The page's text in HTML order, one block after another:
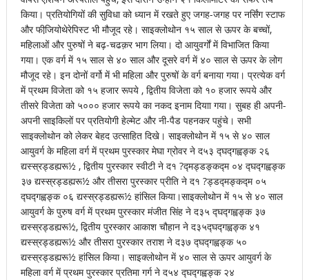
किया। प्रतियोगियों की सुविधा को ध्यान में रखते हुए जगह-जगह पर नर्सिंग स्टाफ
और फीजि़योथेरेपिस्ट भी मौजूद रहे। साइक्लोथोन १५ साल से ऊपर के बच्चों,
महिलाओं और पुरुषों ने बढ़-चढक़र भाग लिया। दो आयुवर्गों में विभाजित किया
गया। एक वर्ग में १५ साल से ४० साल और दूसरे वर्ग में ४० साल से ऊपर के लोग
मौजूद रहे। इन दोनों वर्गो में भी महिला और पुरुषों के वर्ग बनाया गया। प्रत्येक वर्ग
में प्रथम विजेता को १५ हजार रूपये , द्वितीय विजेता को १० हजार रूपये और
तीसरे विजेता को ५००० हजार रूपये का नकद इनाम दियाा गया। सुबह ही अपनी-
अपनी साइकिलों पर प्रतियोगी हेल्मेट और नी-पैड पहनकर पहुंचे। सभी
साइक्लोथोन को लेकर बेहद उत्साहित दिखे। साइक्लोथोन में १५ से ४० साल
आयुवर्ग के महिला वर्ग में प्रथम पुरस्कार मेघा ग्रोवर ने द५३ द्घद्गह्वङ्क २६
द्यस्स्रड्डह्यरू½ , द्वितीय पुरस्कार स्वीटी ने द१ ?द्मड्डङ्कद्म ०४ द्घद्गह्वङ्क
३७ द्यस्स्रड्डह्यरू½ और तीसरा पुरस्कार प्रीति ने द१ ?ड्डद्मङ्कद्म ०५
द्घद्गह्वङ्क ०६ द्यस्स्रड्डह्यरू½ हांसिल किया।साइक्लोथोन में १५ से ४० साल
आयुवर्ग के पुरुष वर्ग में प्रथम पुरस्कार मंजीत सिंह ने द३५ द्घद्गह्वङ्क ३७
द्यस्स्रड्डह्यरू½, द्वितीय पुरस्कार आकाश चौहान ने द३५द्घद्गह्वङ्क ४१
द्यस्स्रड्डह्यरू½ और तीसरा पुरस्कार तराश ने द३७ द्घद्गह्वङ्क ५०
द्यस्स्रड्डह्यरू½ हांसिल किया। साइक्लोथोन में ४० साल से ऊपर आयुवर्ग के
महिला वर्ग में प्रथम पुरस्कार प्रतिमा गर्ग ने द५४ द्घद्गह्वङ्क २४